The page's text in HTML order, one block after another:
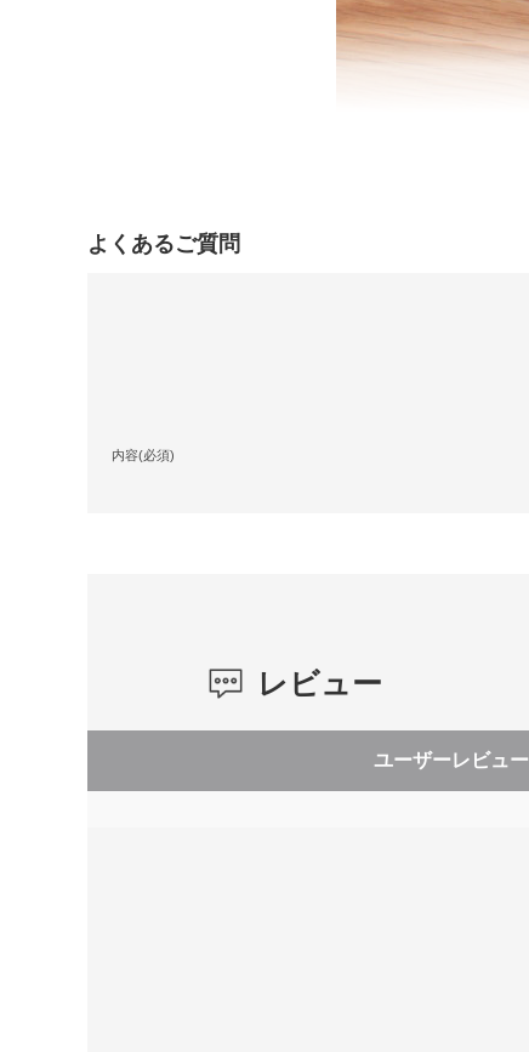
よくあるご質問
内容(必須)
レビュー
ユーザーレビュー